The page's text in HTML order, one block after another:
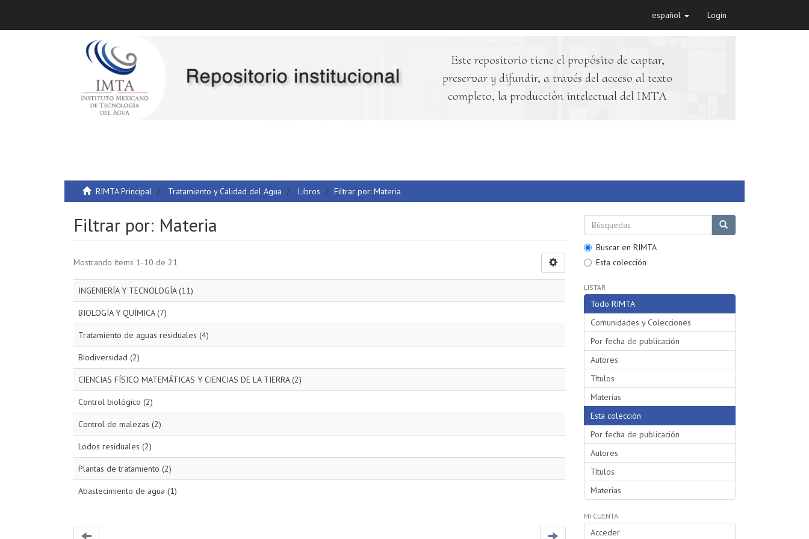
español Login
Este repositorio tiene el propósito de captar,
preservar y difundir, a través del acceso al texto
completo, la producción intelectual del IMTA
RIMTA Principal Tratamiento y Calidad del Agua Libros Filtrar por: Materia
Filtrar por: Materia
Mostrando ítems 1-10 de 21
INGENIERÍA Y TECNOLOGÍA (11)
BIOLOGÍA Y QUÍMICA (7)
Tratamiento de aguas residuales (4)
Biodiversidad (2)
CIENCIAS FÍSICO MATEMÁTICAS Y CIENCIAS DE LA TIERRA (2)
Control biológico (2)
Control de malezas (2)
Lodos residuales (2)
Plantas de tratamiento (2)
Abastecimiento de agua (1)
Buscar en RIMTA
Esta colección
LISTAR
Todo RIMTA
Comunidades y Colecciones
Por fecha de publicación
Autores
Títulos
Materias
Esta colección
Por fecha de publicación
Autores
Títulos
Materias
MI CUENTA
Acceder